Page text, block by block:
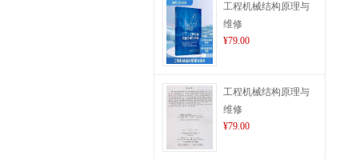
工程机械结构原理与
维修
¥79.00
工程机械结构原理与
维修
¥79.00